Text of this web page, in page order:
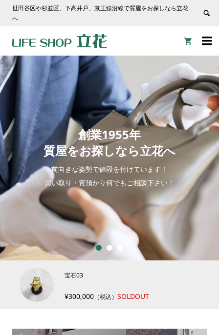
世田谷区や杉並区、下高井戸、京王線沿線で質屋をお探しなら立花
へ


創業1955年
質屋をお探しなら立花へ
前向きな姿勢で値段を付けています！
買い取り・質預かり何でもご相談下さい！
1 2
宝石03
¥300,000（税込） SOLDOUT